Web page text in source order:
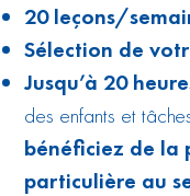
20 leçons/
Sélection de
Jusqu’à 20
des enfants et
bénéficiez de la
particulière au